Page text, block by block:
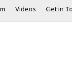
Videos Get in